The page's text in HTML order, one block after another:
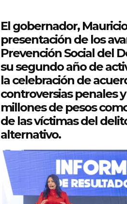
El gobernador,
presentación de los
Prevención Social del
su segundo año de
la celebración de
controversias penales
millones de pesos
de las víctimas del
alternativo.